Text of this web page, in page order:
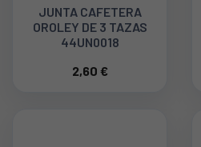
JUNTA CAFETERA
OROLEY DE 3 TAZAS
44UN0018
2,60 €